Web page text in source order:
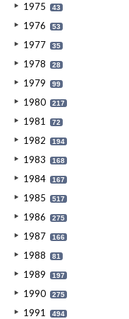
1975 43
1976 53
1977 35
1978 28
1979 99
1980 217
1981 72
1982 194
1983 168
1984 167
1985 517
1986 275
1987 166
1988 81
1989 197
1990 275
1991 494